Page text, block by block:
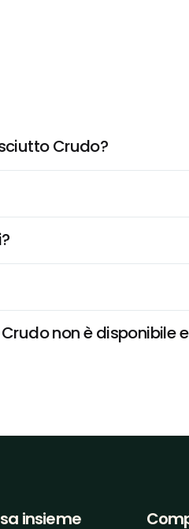
Crudo?
non è disponibile
insieme